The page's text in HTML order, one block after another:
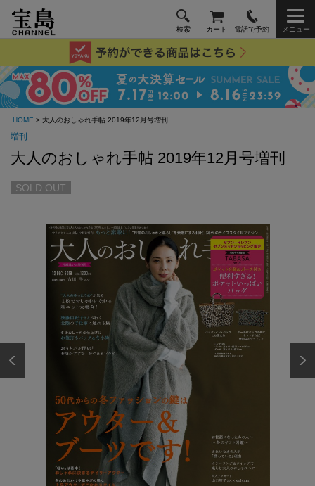
検索 カート 電話で予約 メニュー
HOME > 大人のおしゃれ手帖 2019年12月号増刊
増刊
大人のおしゃれ手帖 2019年12月号増刊
SOLD OUT